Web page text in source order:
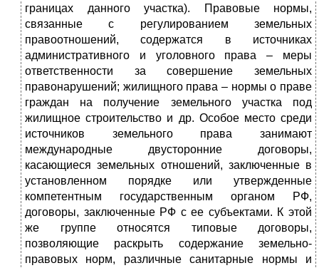
границах данного участка). Правовые нормы,
связанные с регулированием земельных
правоотношений, содержатся в источниках
административного и уголовного права – меры
ответственности за совершение земельных
правонарушений; жилищного права – нормы о праве
граждан на получение земельного участка под
жилищное строительство и др. Особое место среди
источников земельного права занимают
международные двусторонние договоры,
касающиеся земельных отношений, заключенные в
установленном порядке или утвержденные
компетентным государственным органом РФ,
договоры, заключенные РФ с ее субъектами. К этой
же группе относятся типовые договоры,
позволяющие раскрыть содержание земельно-
правовых норм, различные санитарные нормы и